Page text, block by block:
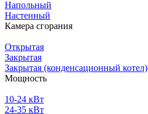
Напольный
Настенный
Камера сгорания
Открытая
Закрытая
Закрытая (конденсационный котел)
Мощность
10-24 кВт
24-35 кВт